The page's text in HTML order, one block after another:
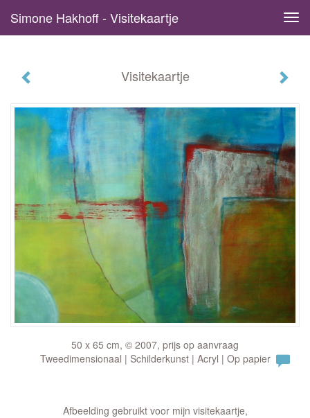
Simone Hakhoff - Visitekaartje
Visitekaartje
50 x 65 cm, © 2007, prijs op aanvraag
Tweedimensionaal | Schilderkunst | Acryl | Op papier
Afbeelding gebruikt voor mijn visitekaartje,